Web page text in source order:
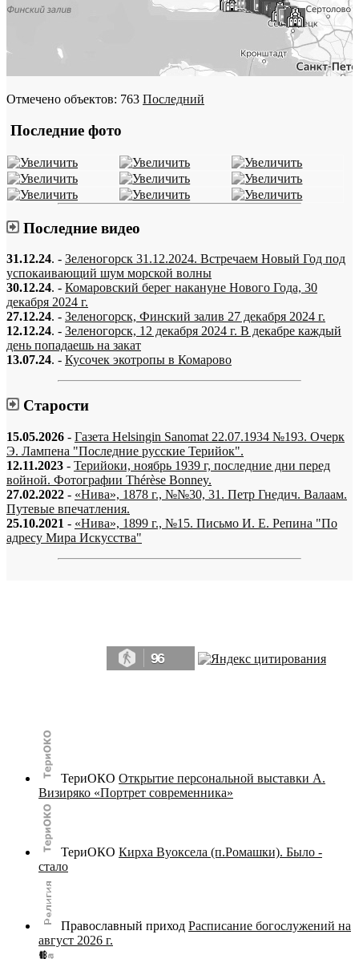
Отмечено объектов: 763 Последний
Последние фото
Последние видео
31.12.24. - Зеленогорск 31.12.2024. Встречаем Новый Год под
успокаивающий шум морской волны
30.12.24. - Комаровский берег накануне Нового Года, 30
декабря 2024 г.
27.12.24. - Зеленогорск, Финский залив 27 декабря 2024 г.
12.12.24. - Зеленогорск, 12 декабря 2024 г. В декабре каждый
день попадаешь на закат
13.07.24. - Кусочек экотропы в Комарово
Старости
15.05.2026 - Газета Helsingin Sanomat 22.07.1934 №193. Очерк
Э. Лампена "Последние русские Терийок".
12.11.2023 - Терийоки, ноябрь 1939 г, последние дни перед
войной. Фотографии Thérèse Bonney.
27.02.2022 - «Нива», 1878 г., №№30, 31. Петр Гнедич. Валаам.
Путевые впечатления.
25.10.2021 - «Нива», 1899 г., №15. Письмо И. Е. Репина "По
адресу Мира Искусства"
96
ТериОКО Открытие персональной выставки А.
Визиряко «Портрет современника»
ТериОКО Кирха Вуоксела (п.Ромашки). Было -
стало
Православный приход Расписание богослужений на
август 2026 г.